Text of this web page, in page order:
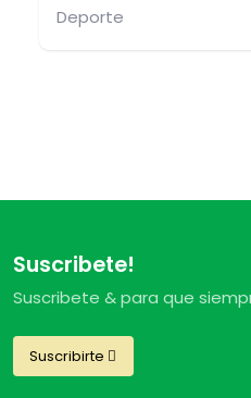
Deporte
Suscribete!
Suscribete & para que
Suscribirte